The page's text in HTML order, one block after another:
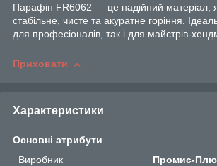
Парафін FR6062 — це надійний матеріал,
стабільне, чисте та акуратне горіння.
для професіоналів, так і для майстрів-
Приховати
Характеристики
Основні атрибути
Виробник
Промис-